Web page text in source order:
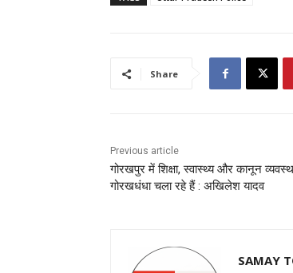
Share
Previous article
गोरखपुर में शिक्षा, स्वास्थ्य और कानून
गोरखधंधा चला रहे हैं : अखिलेश यादव
SAMAY